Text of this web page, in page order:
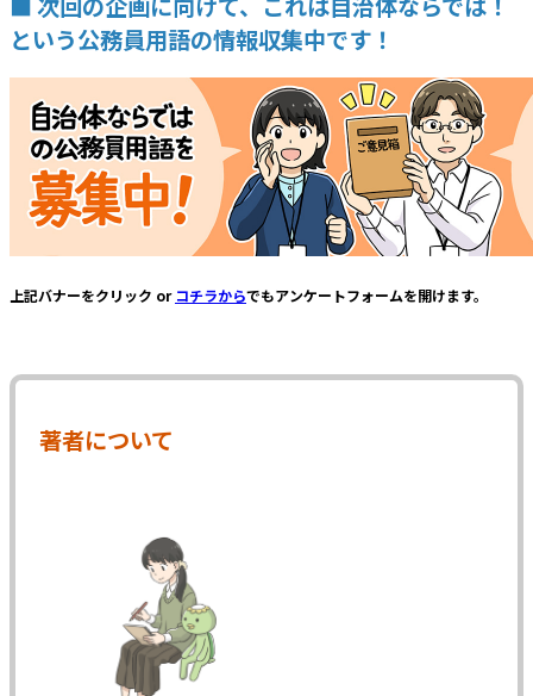
という公務員用語の情報収集中です！
上記バナーをクリック or コチラからでもアンケートフォームを開けます。
著者について